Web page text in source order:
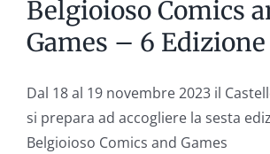
Belgioioso Comics
Games – 6 Edizione
Dal 18 al 19 novembre 2023 il
si prepara ad accogliere la sesta
Belgioioso Comics and Games